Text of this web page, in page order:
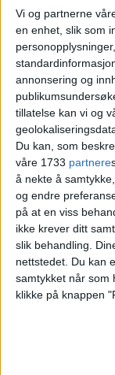
Vi og partnerne
en enhet, slik som
annonsering og
tillatelse kan vi og
Du kan, som
våre 1733 partnere
å nekte å
og endre
på at en viss
ikke krever ditt
slik behandling.
nettstedet. Du kan
samtykket når som
klikke på knappen
Nydalen
poeng
Foss
Edvard
Valle
Oslo
Kilde: